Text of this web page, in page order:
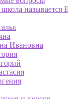
называется
Ивановна